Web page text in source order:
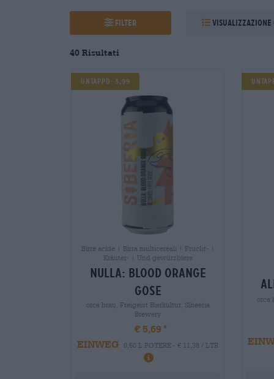
Filter
40 Risultati
Untappd: 3,99
Birre acide | Birra multicereali | Frucht- |
Kräuter- | Und gewürzbiere
nulla: blood orange
gose
orca brau, Freigeist Bierkultur, Sibeeria
Brewery
€ 5,69
EINWEG
0,50 L POTERE - € 11,38 / LTR
orca